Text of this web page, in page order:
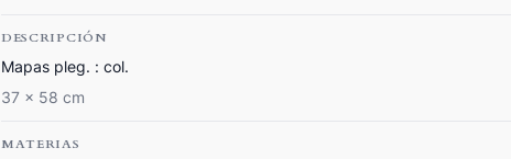
DESCRIPCIÓN
Mapas pleg. : col.
37 x 58 cm
MATERIAS